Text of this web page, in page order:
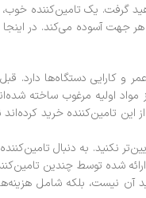
گرفت. یک تامین‌کننده خوب،
هر جهت آسوده می‌کند. در اینجا
و کارایی دستگاه‌ها دارد. قبل
اولیه مرغوب ساخته
این تامین‌کننده خرید کرده‌اند
نکنید. به دنبال
شده توسط چندین
آن نیست، بلکه شامل